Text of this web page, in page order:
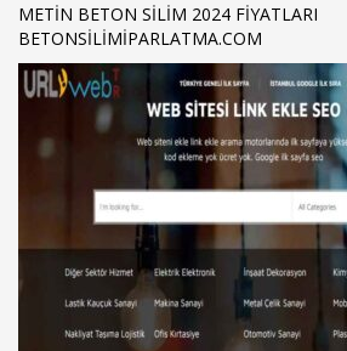
METIN BETON SILIM 2024 FIYATLARI
BETONSILIMIPARLATMA.COM